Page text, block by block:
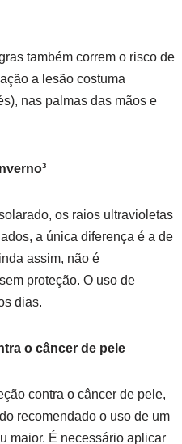
também correm o risco de
a lesão costuma
nas palmas das mãos e
os raios ultravioletas
a única diferença é a de
assim, não é
proteção. O uso de
dias.
o câncer de pele
contra o câncer de pele,
recomendado o uso de um
maior. É necessário aplicar